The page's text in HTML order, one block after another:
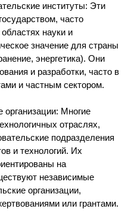
институты: Эти
часто
науки и
значение для страны
энергетика). Они
и разработки, часто в
и частным сектором.
организации: Многие
отраслях,
подразделения
и технологий. Их
на
независимые
организации,
или грантами.